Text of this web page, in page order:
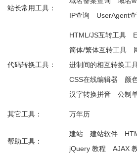
站长常用工具：
IP查询
UserAgent
代码转换工具：
HTML/JS互转工具
简体/繁体互转工具
进制间的相互转换工
CSS在线编辑器
颜
汉字转换拼音
公制
其它工具： 万年历
帮助工具：
建站 建站软件
jQuery 教程
AJAX